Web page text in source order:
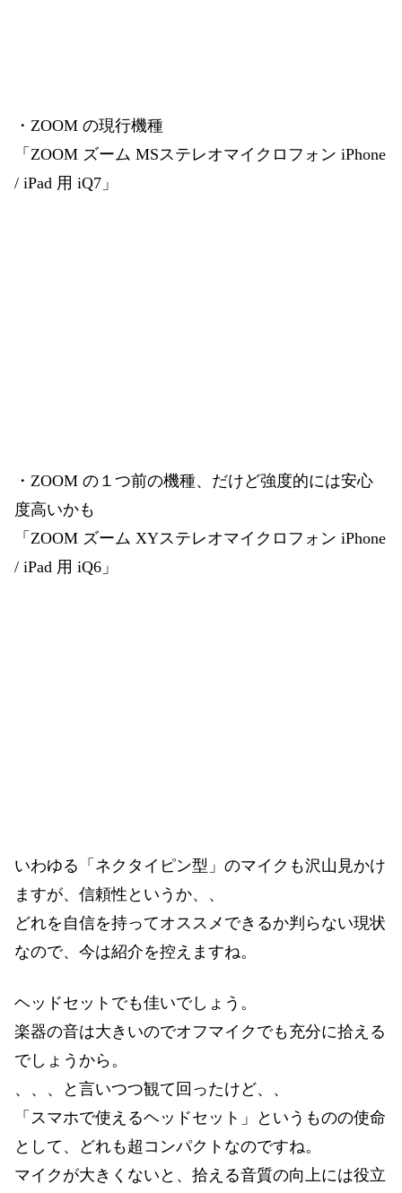
・ZOOM の現行機種
「ZOOM ズーム MSステレオマイクロフォン iPhone
/ iPad 用 iQ7」
・ZOOM の１つ前の機種、だけど強度的には安心
度高いかも
「ZOOM ズーム XYステレオマイクロフォン iPhone
/ iPad 用 iQ6」
いわゆる「ネクタイピン型」のマイクも沢山見かけ
ますが、信頼性というか、、
どれを自信を持ってオススメできるか判らない現状
なので、今は紹介を控えますね。
ヘッドセットでも佳いでしょう。
楽器の音は大きいのでオフマイクでも充分に拾える
でしょうから。
、、、と言いつつ観て回ったけど、、
「スマホで使えるヘッドセット」というものの使命
として、どれも超コンパクトなのですね。
マイクが大きくないと、拾える音質の向上には役立